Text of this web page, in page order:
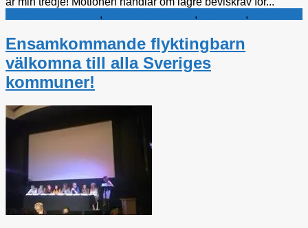
, , ,
Ensamkommande flyktingbarn
välkomna till alla Sveriges
kommuner!